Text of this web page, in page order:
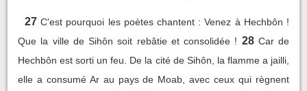
27 C'est pourquoi les poètes chantent : Venez à Hechbôn !
Que la ville de Sihôn soit rebâtie et consolidée ! 28 Car de
Hechbôn est sorti un feu. De la cité de Sihôn, la flamme a jailli,
elle a consumé Ar au pays de Moab, avec ceux qui règnent